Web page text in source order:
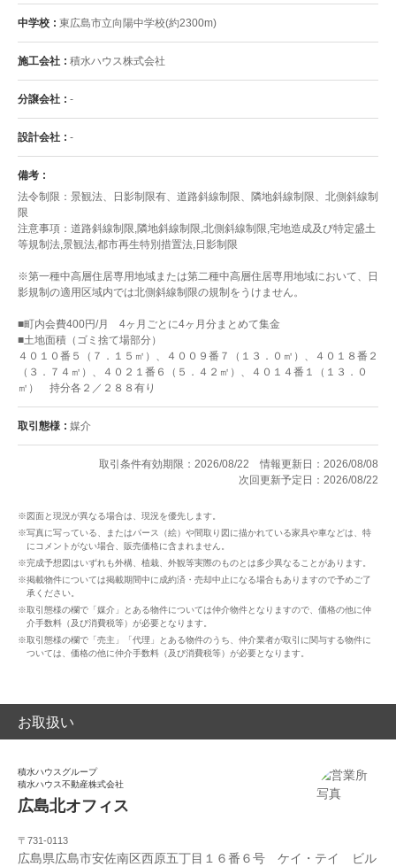
中学校 東広島市立向陽中学校(約2300m)
施工会社 積水ハウス株式会社
分譲会社 -
設計会社 -
備考
法令制限：景観法、日影制限有、道路斜線制限、隣地斜線制限、北側斜線制
限
注意事項：道路斜線制限,隣地斜線制限,北側斜線制限,宅地造成及び特定盛土
等規制法,景観法,都市再生特別措置法,日影制限
※第一種中高層住居専用地域または第二種中高層住居専用地域において、日
影規制の適用区域内では北側斜線制限の規制をうけません。
■町内会費400円/月 4ヶ月ごとに4ヶ月分まとめて集金
■土地面積（ゴミ捨て場部分）
４０１０番５（７．１５㎡）、４００９番７（１３．０㎡）、４０１８番２
（３．７４㎡）、４０２１番６（５．４２㎡）、４０１４番１（１３．０
㎡） 持分各２／２８８有り
取引態様 媒介
取引条件有効期限：2026/08/22
情報更新日：2026/08/08
次回更新予定日：2026/08/22
※図面と現況が異なる場合は、現況を優先します。
※写真に写っている、またはパース（絵）や間取り図に描かれている家具や車などは、特
にコメントがない場合、販売価格に含まれません。
※完成予想図はいずれも外構、植栽、外観等実際のものとは多少異なることがあります。
※掲載物件については掲載期間中に成約済・売却中止になる場合もありますので予めご了
承ください。
※取引態様の欄で「媒介」とある物件については仲介物件となりますので、価格の他に仲
介手数料（及び消費税等）が必要となります。
※取引態様の欄で「売主」「代理」とある物件のうち、仲介業者が取引に関与する物件に
ついては、価格の他に仲介手数料（及び消費税等）が必要となります。
お取扱い
積水ハウスグループ
積水ハウス不動産株式会社
広島北オフィス
〒731-0113
広島県広島市安佐南区西原五丁目１６番６号 ケイ・テイ ビル